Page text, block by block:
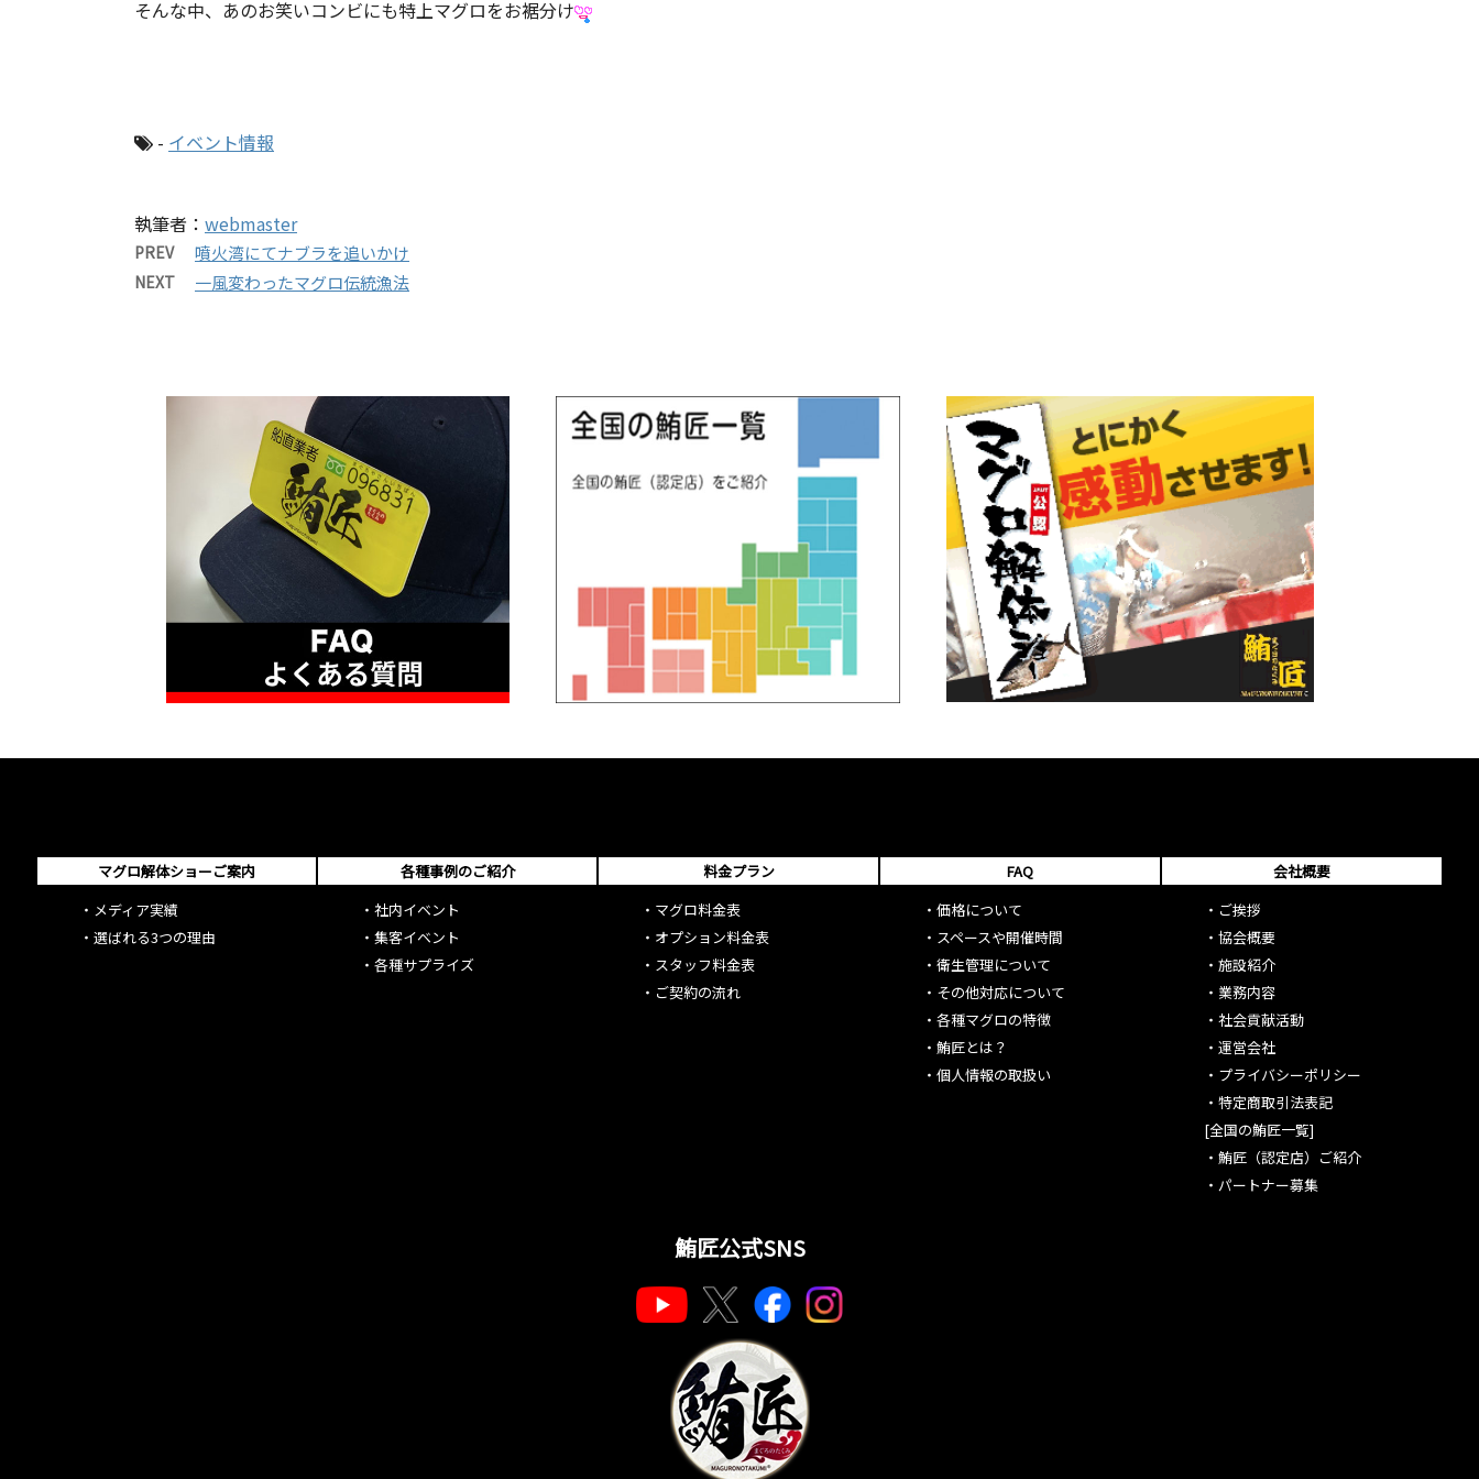
そんな中、あのお笑いコンビにも特上マグロをお裾分け
- イベント情報
執筆者： webmaster
PREV 噴火湾にてナブラを追いかけ
NEXT 一風変わったマグロ伝統漁法
マグロ解体ショーご案内
・ メディア実績
・ 選ばれる3つの理由
各種事例のご紹介
・ 社内イベント
・ 集客イベント
・ 各種サプライズ
料金プラン
・ マグロ料金表
・ オプション料金表
・ スタッフ料金表
・ ご契約の流れ
FAQ
・価格について
・ スペースや開催時間
・衛生管理について
・ その他対応について
・各種マグロの特徴
・鮪匠とは？
・個人情報の取扱い
会社概要
・ ご挨拶
・協会概要
・施設紹介
・ 業務内容
・社会貢献活動
・運営会社
・ プライバシーポリシー
・特定商取引法表記
[全国の鮪匠一覧]
・鮪匠（認定店）ご紹介
・パートナー募集
鮪匠公式SNS